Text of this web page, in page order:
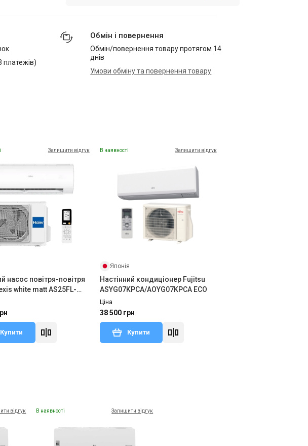
платежів)
Обмін і повернення
Обмін/повернення товару протягом 14
днів
Умови обміну та повернення товару
Залишити відгук
насос повітря-повітря
white matt AS25FL-
1
Купити
В наявності Залишити відгук
Японія
Настінний кондиціонер Fujitsu
ASYG07KPCA/AOYG07KPCA ECO
Ціна
38 500 грн
Купити
відгук В наявності Залишити відгук